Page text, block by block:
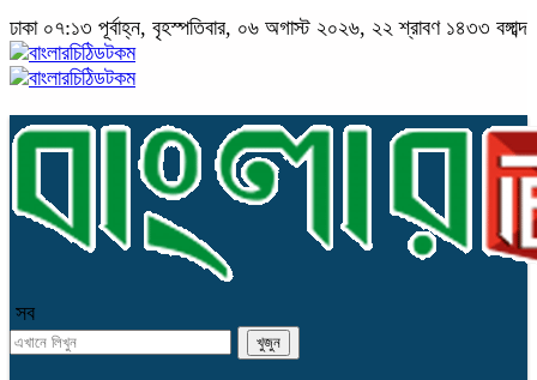
ঢাকা ০৭:১৩ পূর্বাহ্ন, বৃহস্পতিবার, ০৬ অগাস্ট ২০২৬, ২২ শ্রাবণ ১৪৩৩ বঙ্গাব্দ
সব